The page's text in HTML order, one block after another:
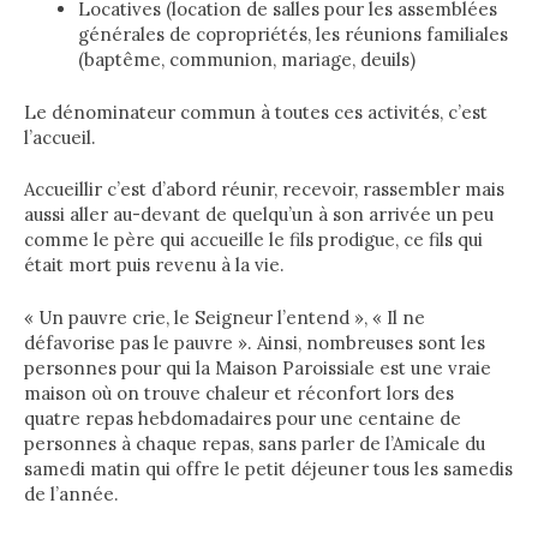
Locatives (location de salles pour les assemblées
générales de copropriétés, les réunions familiales
(baptême, communion, mariage, deuils)
Le dénominateur commun à toutes ces activités, c’est
l’accueil.
Accueillir c’est d’abord réunir, recevoir, rassembler mais
aussi aller au-devant de quelqu’un à son arrivée un peu
comme le père qui accueille le fils prodigue, ce fils qui
était mort puis revenu à la vie.
« Un pauvre crie, le Seigneur l’entend », « Il ne
défavorise pas le pauvre ». Ainsi, nombreuses sont les
personnes pour qui la Maison Paroissiale est une vraie
maison où on trouve chaleur et réconfort lors des
quatre repas hebdomadaires pour une centaine de
personnes à chaque repas, sans parler de l’Amicale du
samedi matin qui offre le petit déjeuner tous les samedis
de l’année.